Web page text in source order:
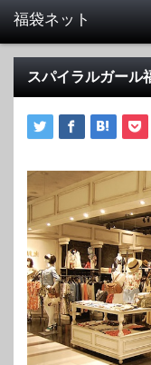
福袋ネット
スパイラルガール